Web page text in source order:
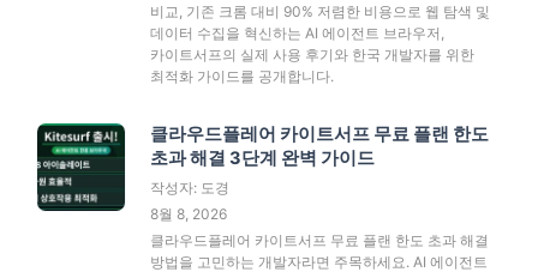
비교, 기존 크롬 대비 90% 저렴한 비용으로 웹 탐색 및
데이터 수집을 혁신하는 AI 에이전트 브라우저,
카이트서프의 실제 사용 후기와 한국 개발자를 위한
최적화 가이드를 공개합니다.
클라우드플레어 카이트서프 무료 플랜 한도
초과 해결 3단계 완벽 가이드
작성자: 도경
8월 8, 2026
클라우드플레어 카이트서프 무료 플랜 한도 초과 해결
방법을 고민하는 개발자라면 주목하세요. AI 에이전트